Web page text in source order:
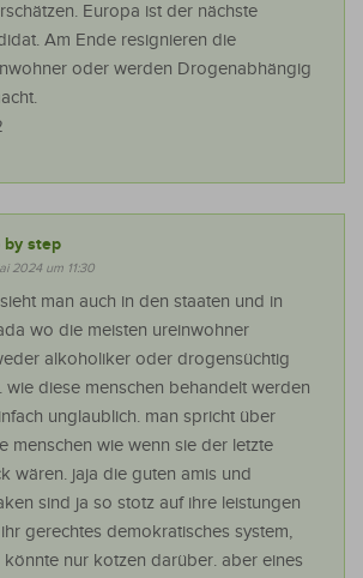
Europa ist der nächste
Am Ende resignieren die
oder werden Drogenabhängig
by step
2024 um 11:30
man auch in den staaten und in
wo die meisten ureinwohner
alkoholiker oder drogensüchtig
wie diese menschen behandelt werden
unglaublich. man spricht über
menschen wie wenn sie der letzte
wären. jaja die guten amis und
sind ja so stotz auf ihre leistungen
gerechtes demokratisches system,
könnte nur kotzen darüber. aber eines